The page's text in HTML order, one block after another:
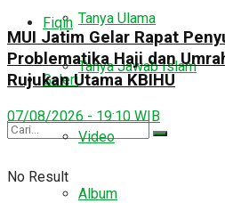
Tanya Ulama
Tanya Jawab Islam
No Result
Fiqih
Galeri
Video
Album
MUI Jatim Gelar Rapat
Problematika Haji dan
Rujukan Utama KBIHU
07/08/2026 - 19:10 WIB